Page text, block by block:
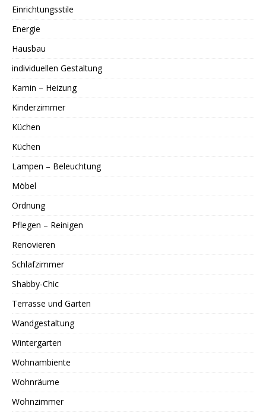
Einrichtungsstile
Energie
Hausbau
individuellen Gestaltung
Kamin – Heizung
Kinderzimmer
Küchen
Küchen
Lampen – Beleuchtung
Möbel
Ordnung
Pflegen – Reinigen
Renovieren
Schlafzimmer
Shabby-Chic
Terrasse und Garten
Wandgestaltung
Wintergarten
Wohnambiente
Wohnräume
Wohnzimmer